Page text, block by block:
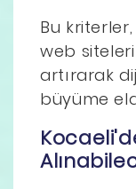
Bu
web
artırarak
büyüme